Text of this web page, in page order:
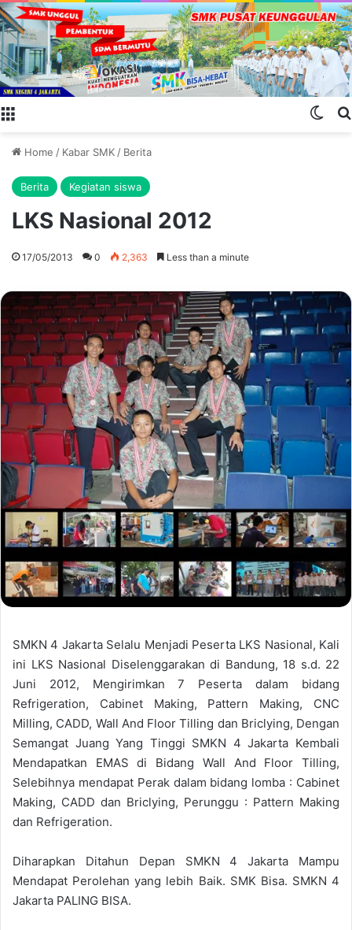
Home / Kabar SMK / Berita
Berita Kegiatan siswa
LKS Nasional 2012
17/05/2013 0 2,363 Less than a minute
SMKN 4 Jakarta Selalu Menjadi Peserta LKS Nasional, Kali
ini LKS Nasional Diselenggarakan di Bandung, 18 s.d. 22
Juni 2012, Mengirimkan 7 Peserta dalam bidang
Refrigeration, Cabinet Making, Pattern Making, CNC
Milling, CADD, Wall And Floor Tilling dan Briclying, Dengan
Semangat Juang Yang Tinggi SMKN 4 Jakarta Kembali
Mendapatkan EMAS di Bidang Wall And Floor Tilling,
Selebihnya mendapat Perak dalam bidang lomba : Cabinet
Making, CADD dan Briclying, Perunggu : Pattern Making
dan Refrigeration.
Diharapkan Ditahun Depan SMKN 4 Jakarta Mampu
Mendapat Perolehan yang lebih Baik. SMK Bisa. SMKN 4
Jakarta PALING BISA.